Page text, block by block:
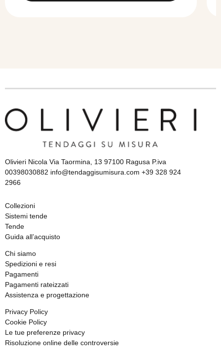
Olivieri Nicola Via Taormina, 13 97100 Ragusa P.iva
00398030882 info@tendaggisumisura.com +39 328 924
2966
Collezioni
Sistemi tende
Tende
Guida all’acquisto
Chi siamo
Spedizioni e resi
Pagamenti
Pagamenti rateizzati
Assistenza e progettazione
Privacy Policy
Cookie Policy
Le tue preferenze privacy
Risoluzione online delle controversie